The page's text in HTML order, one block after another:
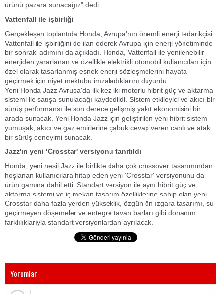
ürünü pazara sunacağız" dedi.
Vattenfall ile işbirliği
Gerçekleşen toplantıda Honda, Avrupa'nın önemli enerji tedarikçisi
Vattenfall ile işbirliğini de ilan ederek Avrupa için enerji yönetiminde
bir sonraki adımını da açıkladı. Honda, Vattenfall ile yenilenebilir
enerjiden yararlanan ve özellikle elektrikli otomobil kullanıcıları için
özel olarak tasarlanmış esnek enerji sözleşmelerini hayata
geçirmek için niyet mektubu imzaladıklarını duyurdu.
Yeni Honda Jazz Avrupa'da ilk kez iki motorlu hibrit güç ve aktarma
sistemi ile satışa sunulacağı kaydedildi. Sistem etkileyici ve akıcı bir
sürüş performansı ile son derece gelişmiş yakıt ekonomisini bir
arada sunacak. Yeni Honda Jazz için geliştirilen yeni hibrit sistem
yumuşak, akıcı ve gaz emirlerine çabuk cevap veren canlı ve atak
bir sürüş deneyimi sunacak.
Jazz'ın yeni ‘Crosstar' versiyonu tanıtıldı
Honda, yeni nesil Jazz ile birlikte daha çok crossover tasarımından
hoşlanan kullanıcılara hitap eden yeni ‘Crosstar' versiyonunu da
ürün gamına dahil etti. Standart versiyon ile aynı hibrit güç ve
aktarma sistemi ve iç mekan tasarım özelliklerine sahip olan yeni
Crosstar daha fazla yerden yükseklik, özgün ön ızgara tasarımı, su
geçirmeyen döşemeler ve entegre tavan barları gibi donanım
farklılıklarıyla standart versiyonlardan ayrılacak.
Yorumlar